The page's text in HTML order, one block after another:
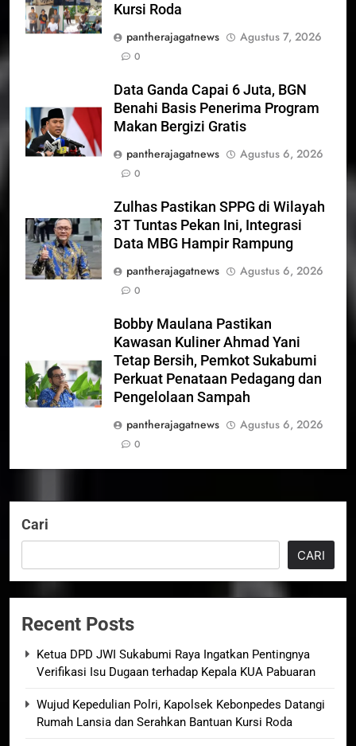
Kursi Roda
pantherajagatnews
Agustus 7, 2026
0
Data Ganda Capai 6 Juta, BGN
Benahi Basis Penerima Program
Makan Bergizi Gratis
pantherajagatnews
Agustus 6, 2026
0
Zulhas Pastikan SPPG di Wilayah
3T Tuntas Pekan Ini, Integrasi
Data MBG Hampir Rampung
pantherajagatnews
Agustus 6, 2026
0
Bobby Maulana Pastikan
Kawasan Kuliner Ahmad Yani
Tetap Bersih, Pemkot Sukabumi
Perkuat Penataan Pedagang dan
Pengelolaan Sampah
pantherajagatnews
Agustus 6, 2026
0
Cari
CARI
Recent Posts
Ketua DPD JWI Sukabumi Raya Ingatkan Pentingnya
Verifikasi Isu Dugaan terhadap Kepala KUA Pabuaran
Wujud Kepedulian Polri, Kapolsek Kebonpedes Datangi
Rumah Lansia dan Serahkan Bantuan Kursi Roda